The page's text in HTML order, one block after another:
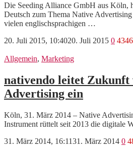
Die Seeding Alliance GmbH aus Köln,
Deutsch zum Thema Native
vielen englischsprachigen …
20. Juli 2015, 10:4020. Juli 2015 0 4346
Allgemein, Marketing
nativendo leitet Zukunft
Advertising ein
Köln, 31. März 2014 – Native
Instrument rüttelt seit 2013 die digitale
31. März 2014, 16:1131. März 2014 0